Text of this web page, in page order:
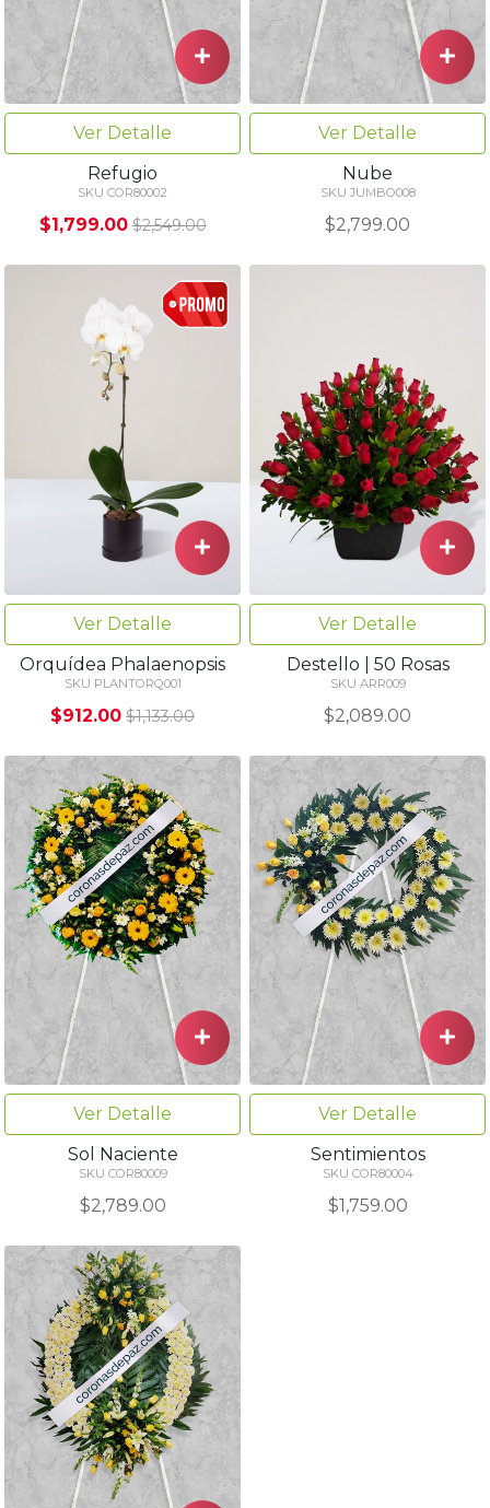
Ver Detalle
Refugio
SKU COR80002
$1,799.00 $2,549.00
Ver Detalle
Nube
SKU JUMBO008
$2,799.00
Ver Detalle
Orquídea Phalaenopsis
SKU PLANTORQ001
$912.00 $1,133.00
Ver Detalle
Destello | 50 Rosas
SKU ARR009
$2,089.00
Ver Detalle
Sol Naciente
SKU COR80009
$2,789.00
Ver Detalle
Sentimientos
SKU COR80004
$1,759.00